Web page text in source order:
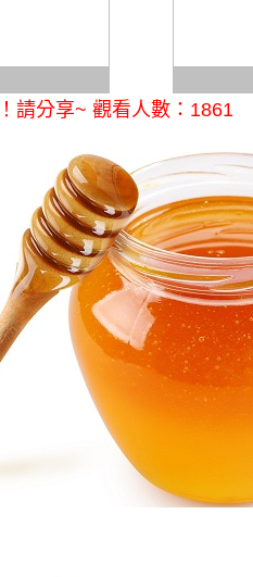
請分享~ 觀看人數：1861